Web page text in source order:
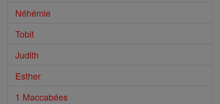
Néhémie
Tobit
Judith
Esther
1 Maccabées